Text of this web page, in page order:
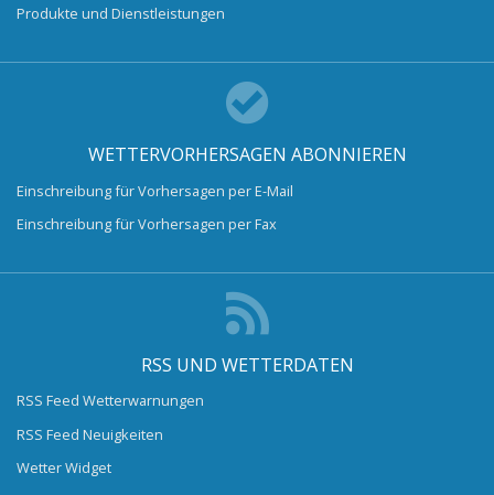
Produkte und Dienstleistungen
WETTERVORHERSAGEN ABONNIEREN
Einschreibung für Vorhersagen per E-Mail
Einschreibung für Vorhersagen per Fax
RSS UND WETTERDATEN
RSS Feed Wetterwarnungen
RSS Feed Neuigkeiten
Wetter Widget